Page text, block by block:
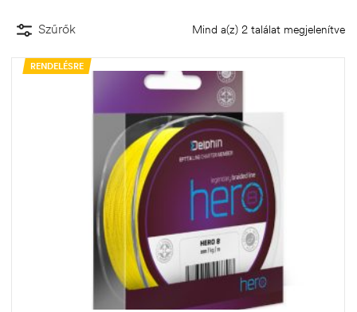
Szűrők Mind a(z) 2 találat megjelenítve
RENDELÉSRE